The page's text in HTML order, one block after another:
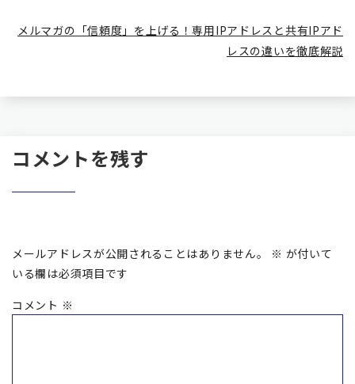
メルマガの「信頼度」を上げる！専用IPアドレスと共有IPアド
レスの違いを徹底解説
コメントを残す
メールアドレスが公開されることはありません。 ※ が付いて
いる欄は必須項目です
コメント ※